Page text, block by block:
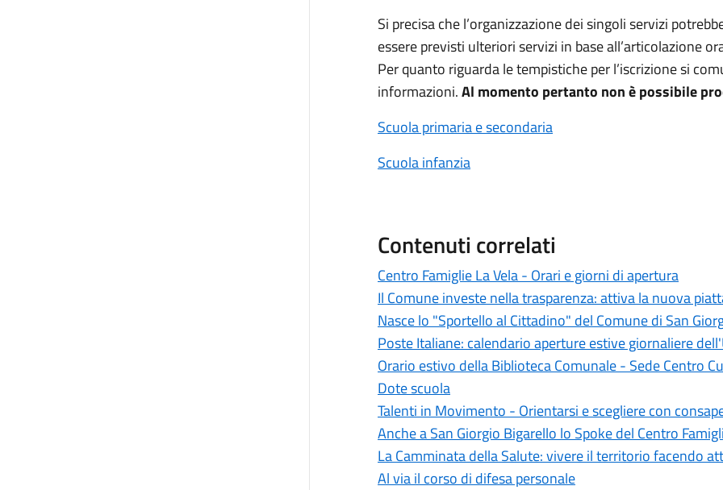
Si precisa che l’organizzazione dei singoli servizi
essere previsti ulteriori servizi in base all’articolazione
Per quanto riguarda le tempistiche per l’iscrizione si
informazioni.Al momento pertanto non è possibile
Scuola primaria e secondaria
Scuola infanzia
Contenuti correlati
Centro Famiglie La Vela - Orari e giorni di apertura
Il Comune investe nella trasparenza: attiva la nuova
Nasce lo "Sportello al Cittadino" del Comune di San
Poste Italiane: calendario aperture estive giornaliere
Orario estivo della Biblioteca Comunale - Sede Centro
Dote scuola
Talenti in Movimento - Orientarsi e scegliere con
Anche a San Giorgio Bigarello lo Spoke del Centro
La Camminata della Salute: vivere il territorio facendo
Al via il corso di difesa personale